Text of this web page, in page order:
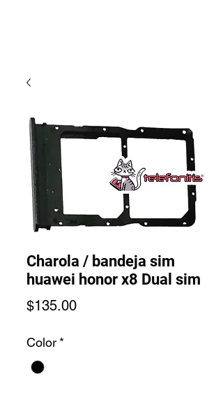
Charola / bandeja sim
huawei honor x8 Dual sim
$135.00Precio
Color *